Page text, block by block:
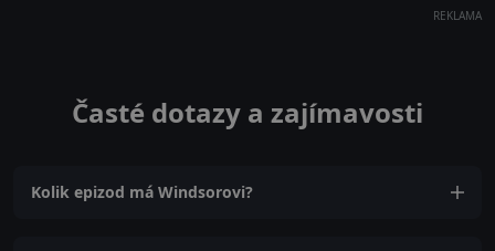
REKLAMA
Časté dotazy a zajímavosti
Kolik epizod má Windsorovi?